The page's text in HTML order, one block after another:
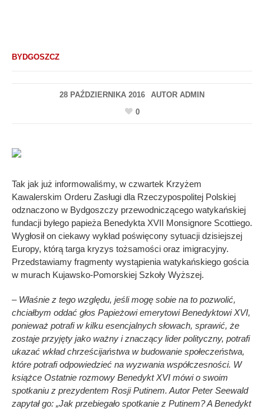
BYDGOSZCZ
28 PAŹDZIERNIKA 2016 AUTOR ADMIN
0
Tak jak już informowaliśmy, w czwartek Krzyżem
Kawalerskim Orderu Zasługi dla Rzeczypospolitej Polskiej
odznaczono w Bydgoszczy przewodniczącego watykańskiej
fundacji byłego papieża Benedykta XVII Monsignore Scottiego.
Wygłosił on ciekawy wykład poświęcony sytuacji dzisiejszej
Europy, którą targa kryzys tożsamości oraz imigracyjny.
Przedstawiamy fragmenty wystąpienia watykańskiego gościa
w murach Kujawsko-Pomorskiej Szkoły Wyższej.
– Właśnie z tego względu, jeśli mogę sobie na to pozwolić,
chciałbym oddać głos Papieżowi emerytowi Benedyktowi XVI,
ponieważ potrafi w kilku esencjalnych słowach, sprawić, że
zostaje przyjęty jako ważny i znaczący lider polityczny, potrafi
ukazać wkład chrześcijaństwa w budowanie społeczeństwa,
które potrafi odpowiedzieć na wyzwania współczesności. W
książce Ostatnie rozmowy Benedykt XVI mówi o swoim
spotkaniu z prezydentem Rosji Putinem. Autor Peter Seewald
zapytał go: „Jak przebiegało spotkanie z Putinem? A Benedykt